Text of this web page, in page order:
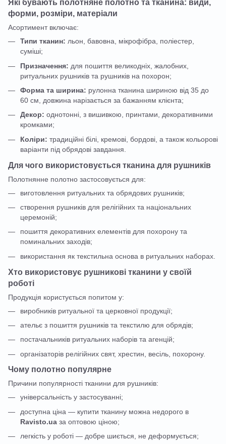
Які бувають полотняне полотно та тканина: види,
форми, розміри, матеріали
Асортимент включає:
Типи тканин: льон, бавовна, мікрофібра, поліестер,
суміші;
Призначення: для пошиття великодніх, жалобних,
ритуальних рушників та рушників на похорон;
Форма та ширина: рулонна тканина шириною від 35 до
60 см, довжина нарізається за бажанням клієнта;
Декор: однотонні, з вишивкою, принтами, декоративними
кромками;
Коліри: традиційні білі, кремові, бордові, а також кольорові
варіанти під обрядові завдання.
Для чого використовується тканина для рушників
Полотнянне полотно застосовується для:
виготовлення ритуальних та обрядових рушників;
створення рушників для релігійних та національних
церемоній;
пошиття декоративних елементів для похорону та
поминальних заходів;
використання як текстильна основа в ритуальних наборах.
Хто використовує рушникові тканини у своїй
роботі
Продукція користується попитом у:
виробників ритуальної та церковної продукції;
ательє з пошиття рушників та текстилю для обрядів;
постачальників ритуальних наборів та агенцій;
організаторів релігійних свят, хрестин, весіль, похорону.
Чому полотно популярне
Причини популярності тканини для рушників:
універсальність у застосуванні;
доступна ціна — купити тканину можна недорого в
Ravisto.ua за оптовою ціною;
легкість у роботі — добре шиється, не деформується;